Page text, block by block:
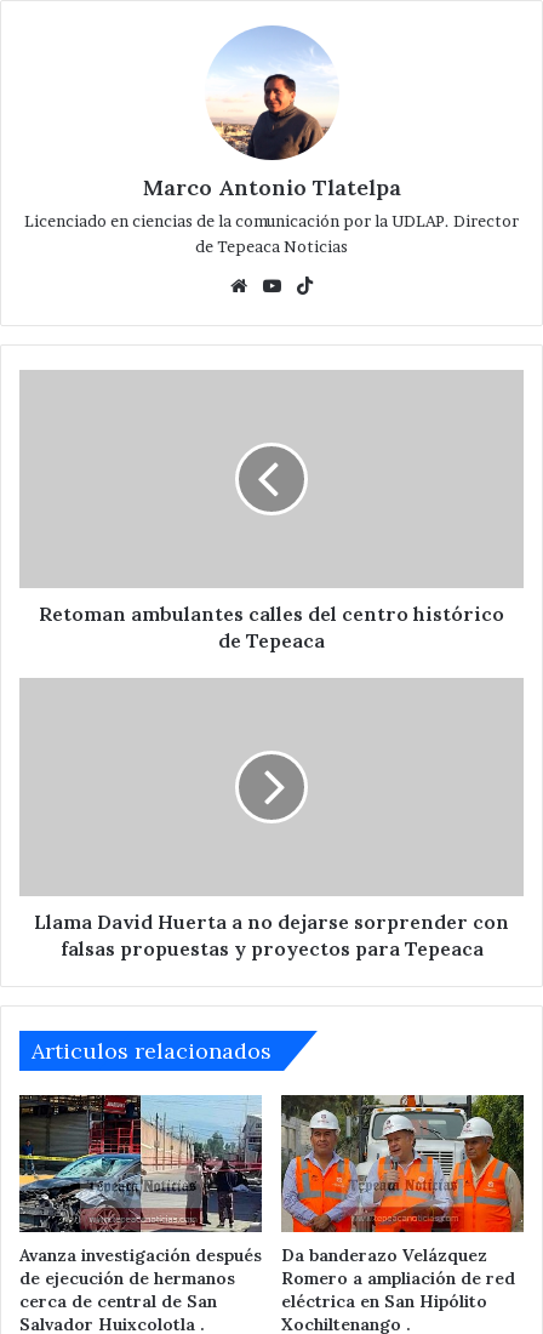
Marco Antonio Tlatelpa
Licenciado en ciencias de la comunicación por la UDLAP. Director
de Tepeaca Noticias
WebsiteYouTube
Retoman ambulantes calles del centro histórico
de Tepeaca
falsas
propuestas
Llama David Huerta a no dejarse sorprender con
falsas propuestas y proyectos para Tepeaca
Articulos relacionados
Avanza investigación después
de ejecución de hermanos
cerca de central de San
Salvador Huixcolotla .
Da banderazo Velázquez
Romero a ampliación de red
eléctrica en San Hipólito
Xochiltenango .